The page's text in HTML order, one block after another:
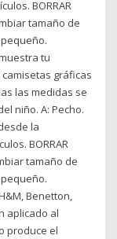
BORRAR
tamaño de
tu
gráficas
las medidas se
niño. A: Pecho.
la
BORRAR
tamaño de
Benetton,
aplicado al
produce el